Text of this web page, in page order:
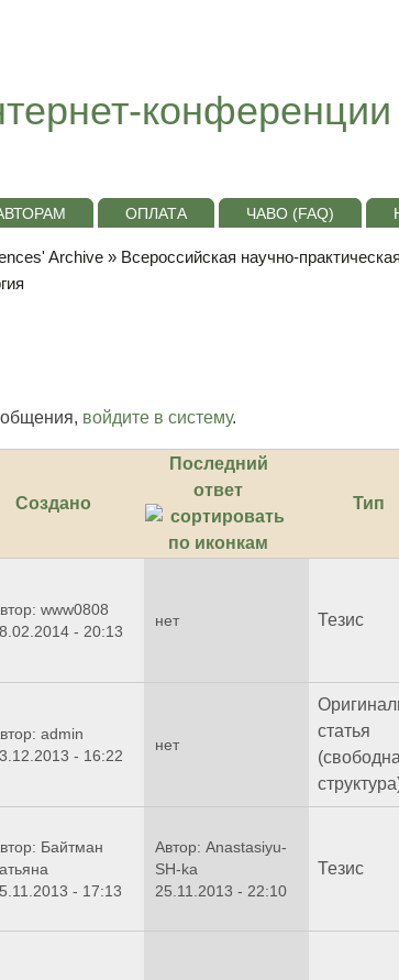
конференции
ОПЛАТА ЧАВО (FAQ)
Archive » Всероссийская научно-
войдите в систему.
Создано
Последний
ответ
Тип
www0808
- 20:13
нет Тезис
admin
- 16:22
нет
статья
Байтман
- 17:13
Автор: Anastasiyu-
SH-ka
25.11.2013 - 22:10
Тезис